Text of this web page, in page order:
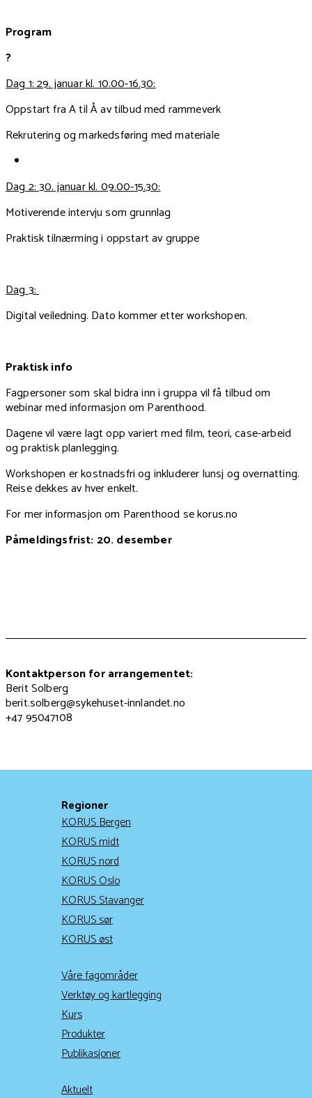
Program
?
Dag 1: 29. januar kl. 10.00-16.30:
Oppstart fra A til Å av tilbud med rammeverk
Rekrutering og markedsføring med materiale
Dag 2: 30. januar kl. 09.00-15.30:
Motiverende intervju som grunnlag
Praktisk tilnærming i oppstart av gruppe
Dag 3:
Digital veiledning. Dato kommer etter workshopen.
Praktisk info
Fagpersoner som skal bidra inn i gruppa vil få tilbud om
webinar med informasjon om Parenthood.
Dagene vil være lagt opp variert med film, teori, case-arbeid
og praktisk planlegging.
Workshopen er kostnadsfri og inkluderer lunsj og overnatting.
Reise dekkes av hver enkelt.
For mer informasjon om Parenthood se korus.no
Påmeldingsfrist: 20. desember
Kontaktperson for arrangementet:
Berit Solberg
berit.solberg@sykehuset-innlandet.no
+47 95047108
Regioner
KORUS Bergen
KORUS midt
KORUS nord
KORUS Oslo
KORUS Stavanger
KORUS sør
KORUS øst
Våre fagområder
Verktøy og kartlegging
Kurs
Produkter
Publikasjoner
Aktuelt